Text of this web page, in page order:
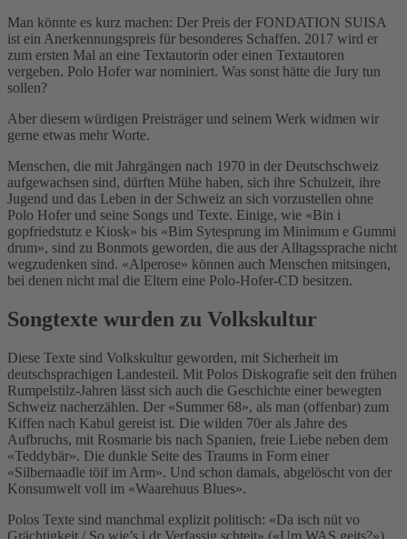
Man könnte es kurz machen: Der Preis der FONDATION SUISA
ist ein Anerkennungspreis für besonderes Schaffen. 2017 wird er
zum ersten Mal an eine Textautorin oder einen Textautoren
vergeben. Polo Hofer war nominiert. Was sonst hätte die Jury tun
sollen?
Aber diesem würdigen Preisträger und seinem Werk widmen wir
gerne etwas mehr Worte.
Menschen, die mit Jahrgängen nach 1970 in der Deutschschweiz
aufgewachsen sind, dürften Mühe haben, sich ihre Schulzeit, ihre
Jugend und das Leben in der Schweiz an sich vorzustellen ohne
Polo Hofer und seine Songs und Texte. Einige, wie «Bin i
gopfriedstutz e Kiosk» bis «Bim Sytesprung im Minimum e Gummi
drum», sind zu Bonmots geworden, die aus der Alltagssprache nicht
wegzudenken sind. «Alperose» können auch Menschen mitsingen,
bei denen nicht mal die Eltern eine Polo-Hofer-CD besitzen.
Songtexte wurden zu Volkskultur
Diese Texte sind Volkskultur geworden, mit Sicherheit im
deutschsprachigen Landesteil. Mit Polos Diskografie seit den frühen
Rumpelstilz-Jahren lässt sich auch die Geschichte einer bewegten
Schweiz nacherzählen. Der «Summer 68», als man (offenbar) zum
Kiffen nach Kabul gereist ist. Die wilden 70er als Jahre des
Aufbruchs, mit Rosmarie bis nach Spanien, freie Liebe neben dem
«Teddybär». Die dunkle Seite des Traums in Form einer
«Silbernaadle töif im Arm». Und schon damals, abgelöscht von der
Konsumwelt voll im «Waarehuus Blues».
Polos Texte sind manchmal explizit politisch: «Da isch nüt vo
Grächtigkeit / So wie’s i dr Verfassig schteit» («Um WAS geits?»)